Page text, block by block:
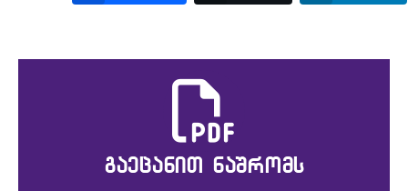
გაეცანით ნაშრომს